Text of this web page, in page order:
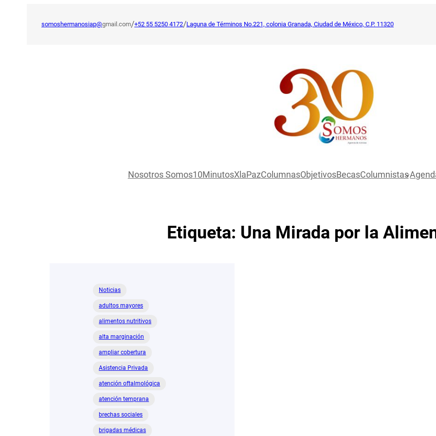
somoshermanosiap@gmail.com/+52 55 5250 4172/Laguna de Términos No.221, colonia Granada, Ciudad de México, C.P. 11320
Nosotros Somos10MinutosXlaPazColumnasObjetivosBecasColumnistas
Etiqueta: Una Mirada por la
Noticias
adultos mayores
alimentos nutritivos
alta marginación
ampliar cobertura
Asistencia Privada
atención oftalmológica
atención temprana
brechas sociales
brigadas médicas